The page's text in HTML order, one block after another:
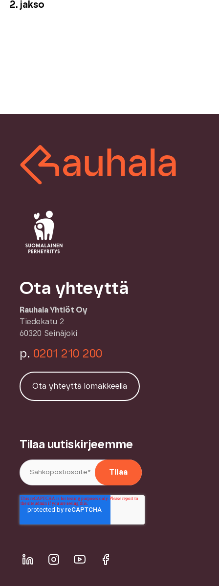
2. jakso
Ota yhteyttä
Rauhala Yhtiöt Oy
Tiedekatu 2
60320 Seinäjoki
p. 0201 210 200
Ota yhteyttä lomakkeella
Tilaa uutiskirjeemme